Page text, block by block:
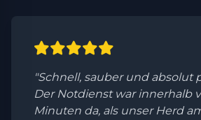
"Schnell, sauber und absolut
Der Notdienst war innerhalb
Minuten da, als unser Herd